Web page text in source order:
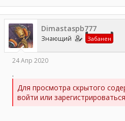
а
к
ц
и
и
:
Dimastaspb777
Знающий Забанен
24 Апр 2020
.
Для просмотра скрытого
войти или